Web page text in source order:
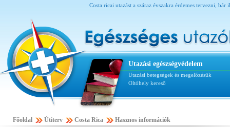
Costa ricai utazást a száraz évszakra érdemes tervezni,
Utazási egészségvédelem
Utazási betegségek és megelőzésük
Oltóhely kereső
Főoldal Útiterv Costa Rica Hasznos információk